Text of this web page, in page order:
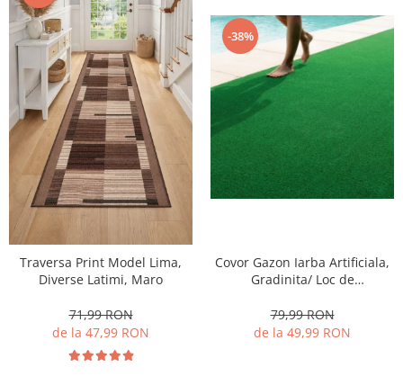
Traversa Print Model Lima,
Diverse Latimi, Maro
71,99 RON
de la 47,99 RON
-38%
Covor Gazon Iarba Artificiala,
Gradinita/ Loc de
Linda Inaltime fir 10 mm,
Verde
79,99 RON
de la 49,99 RON